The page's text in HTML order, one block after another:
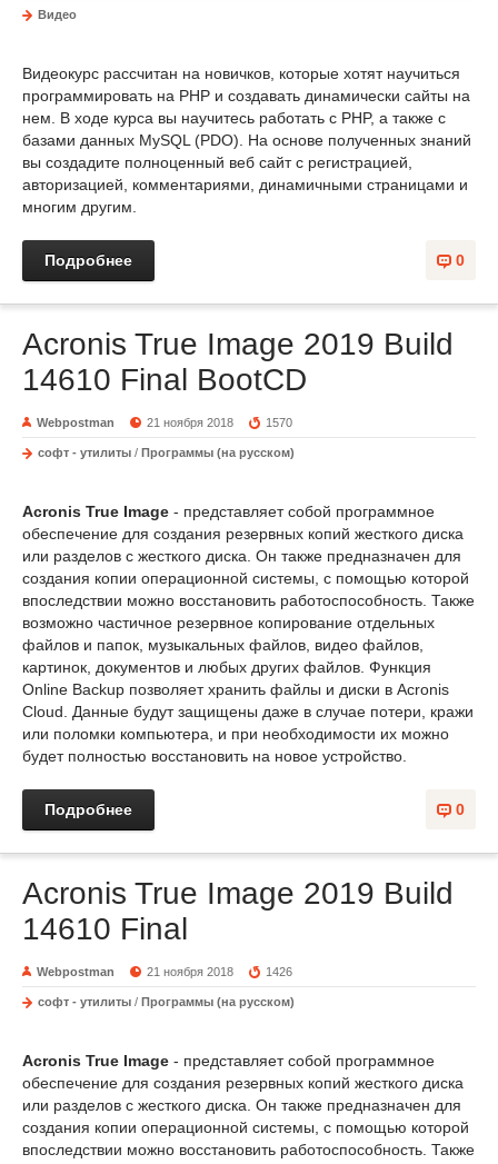
Видео
Видеокурс рассчитан на новичков, которые хотят научиться
программировать на PHP и создавать динамически сайты на
нем. В ходе курса вы научитесь работать с PHP, а также с
базами данных MySQL (PDO). На основе полученных знаний
вы создадите полноценный веб сайт с регистрацией,
авторизацией, комментариями, динамичными страницами и
многим другим.
0
Подробнее
Acronis True Image 2019 Build
14610 Final BootCD
Webpostman 21 ноября 2018 1570
софт - утилиты / Программы (на русском)
Acronis True Image - представляет собой программное
обеспечение для создания резервных копий жесткого диска
или разделов с жесткого диска. Он также предназначен для
создания копии операционной системы, с помощью которой
впоследствии можно восстановить работоспособность. Также
возможно частичное резервное копирование отдельных
файлов и папок, музыкальных файлов, видео файлов,
картинок, документов и любых других файлов. Функция
Online Backup позволяет хранить файлы и диски в Acronis
Cloud. Данные будут защищены даже в случае потери, кражи
или поломки компьютера, и при необходимости их можно
будет полностью восстановить на новое устройство.
0
Подробнее
Acronis True Image 2019 Build
14610 Final
Webpostman 21 ноября 2018 1426
софт - утилиты / Программы (на русском)
Acronis True Image - представляет собой программное
обеспечение для создания резервных копий жесткого диска
или разделов с жесткого диска. Он также предназначен для
создания копии операционной системы, с помощью которой
впоследствии можно восстановить работоспособность. Также